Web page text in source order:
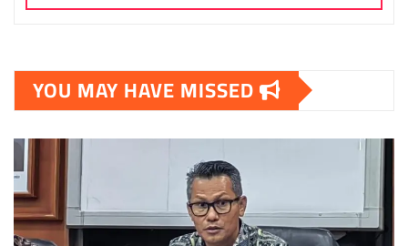
YOU MAY HAVE MISSED